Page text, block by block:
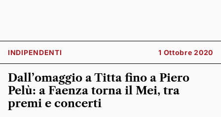
INDIPENDENTI 1 Ottobre 2020
Dall’omaggio a Titta fino a Piero
Pelù: a Faenza torna il Mei, tra
premi e concerti